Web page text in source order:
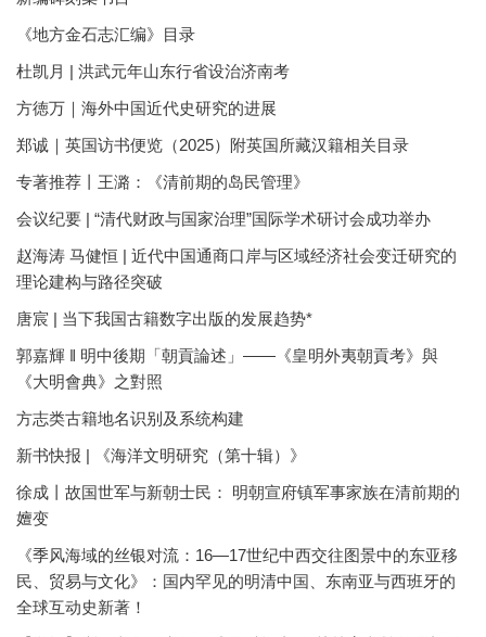
《地方金石志汇编》目录
杜凯月 | 洪武元年山东行省设治济南考
方徳万｜海外中国近代史研究的进展
郑诚｜英国访书便览（2025）附英国所藏汉籍相关目录
专著推荐丨王潞：《清前期的岛民管理》
会议纪要 | “清代财政与国家治理”国际学术研讨会成功举办
赵海涛 马健恒 | 近代中国通商口岸与区域经济社会变迁研究的
理论建构与路径突破
唐宸 | 当下我国古籍数字出版的发展趋势*
郭嘉輝 ‖ 明中後期「朝貢論述」——《皇明外夷朝貢考》與
《大明會典》之對照
方志类古籍地名识别及系统构建
新书快报 | 《海洋文明研究（第十辑）》
徐成丨故国世军与新朝士民： 明朝宣府镇军事家族在清前期的
嬗变
《季风海域的丝银对流：16—17世纪中西交往图景中的东亚移
民、贸易与文化》：国内罕见的明清中国、东南亚与西班牙的
全球互动史新著！